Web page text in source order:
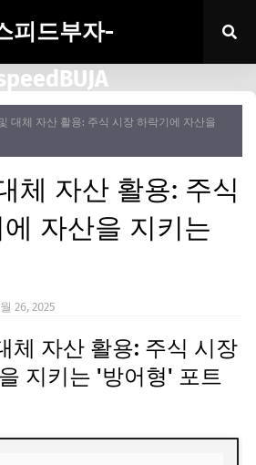
피드부자-
대체 자산 활용: 주식 시장 하락기에 자산을
체 자산 활용: 주식
자산을 지키는
26, 2025
체 자산 활용: 주식 시장
지키는 '방어형' 포트